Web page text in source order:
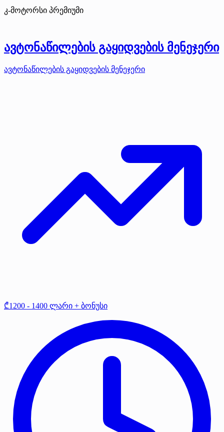
კ-მოტორსი პრემიუმი
ავტონაწილების გაყიდვების მენეჯერი
ავტონაწილების გაყიდვების მენეჯერი
₾1200 - 1400 ლარი + ბონუსი